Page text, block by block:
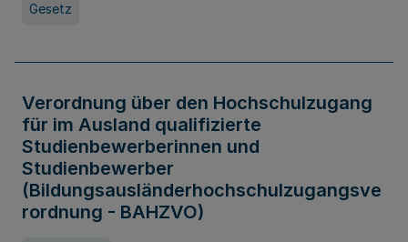
Gesetz
Verordnung über den Hochschulzugang
für im Ausland qualifizierte
Studienbewerberinnen und
Studienbewerber
(Bildungsausländerhochschulzugangsve
rordnung - BAHZVO)